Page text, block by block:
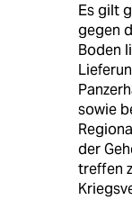
Es gilt
gegen
Boden
sowie
der
treffen